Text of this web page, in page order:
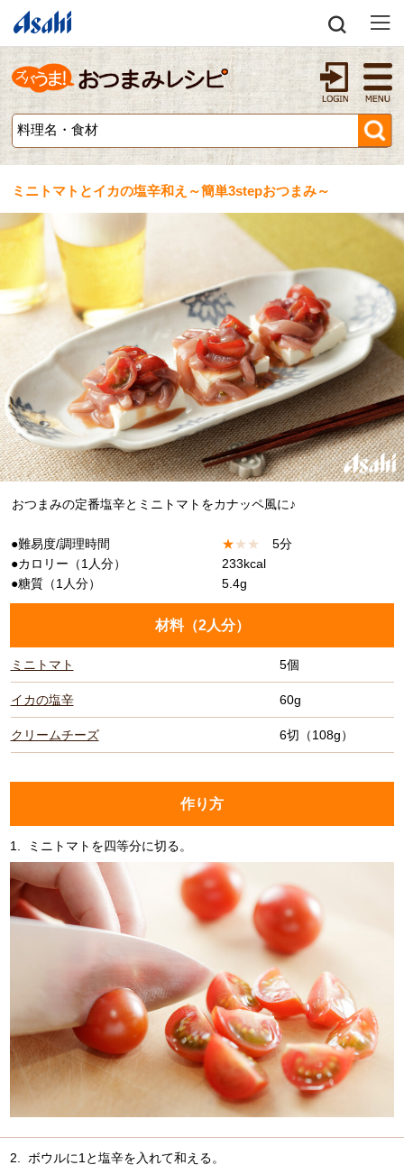
ミニトマトとイカの塩辛和え～簡単3stepおつまみ～
おつまみの定番塩辛とミニトマトをカナッペ風に♪
●難易度/調理時間 ★★ ★
5分
●カロリー（1人分）
233kcal
●糖質（1人分）
5.4g
材料（2人分）
ミニトマト 5個
イカの塩辛 60g
クリームチーズ 6切（108g）
作り方
1. ミニトマトを四等分に切る。
2. ボウルに1と塩辛を入れて和える。